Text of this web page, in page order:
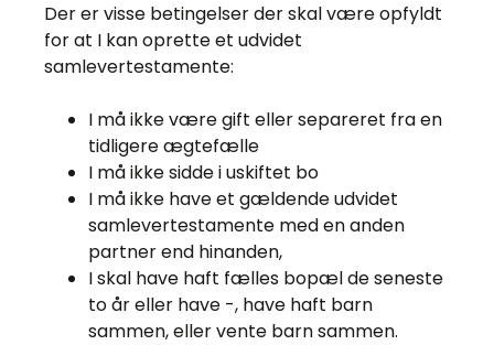
Der er visse betingelser der skal være opfyldt
for at I kan oprette et udvidet
samlevertestamente:
I må ikke være gift eller separeret fra en
tidligere ægtefælle
I må ikke sidde i uskiftet bo
I må ikke have et gældende udvidet
samlevertestamente med en anden
partner end hinanden,
I skal have haft fælles bopæl de seneste
to år eller have -, have haft barn
sammen, eller vente barn sammen.